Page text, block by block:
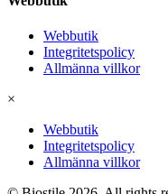
Webbutik
Integritetspolicy
Allmänna villkor
×
Webbutik
Integritetspolicy
Allmänna villkor